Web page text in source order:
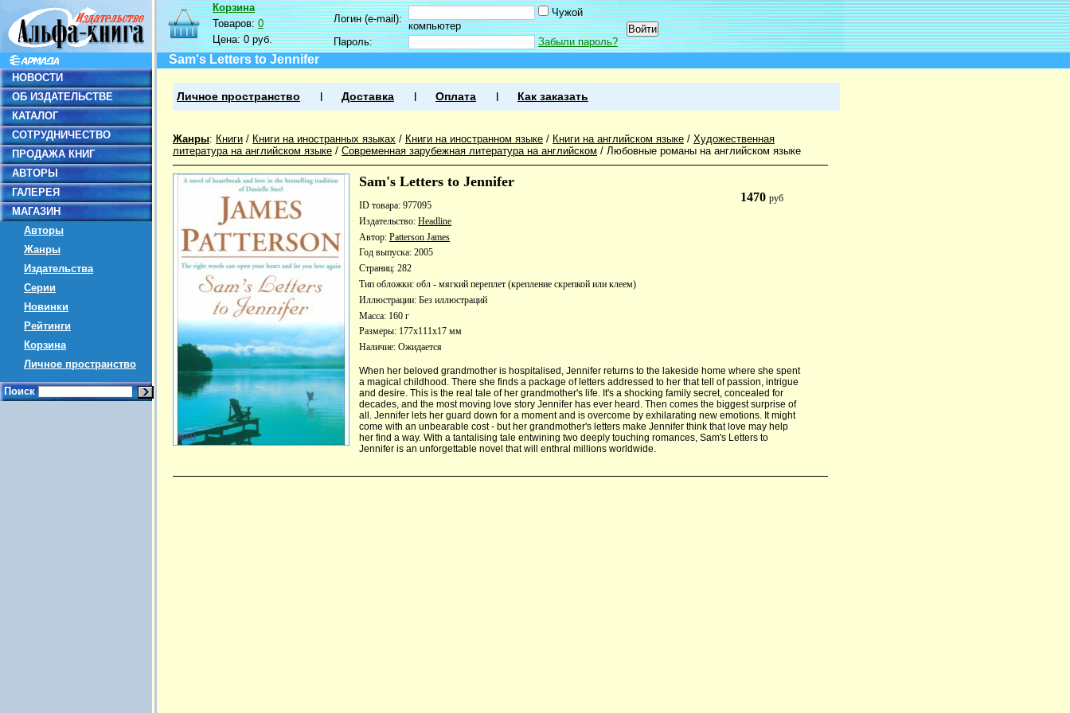
НОВОСТИ
ОБ ИЗДАТЕЛЬСТВЕ
КАТАЛОГ
СОТРУДНИЧЕСТВО
ПРОДАЖА КНИГ
АВТОРЫ
ГАЛЕРЕЯ
МАГАЗИН
Авторы
Жанры
Издательства
Серии
Новинки
Рейтинги
Корзина
Личное пространство
Поиск
Корзина
Товаров:0
Цена:0 руб.
Логин (e-mail):
Чужой
компьютер
Пароль:
Забыли пароль?
Sam's Letters to Jennifer
Личное пространство Доставка Оплата Как заказать
Жанры: Книги / Книги на иностранных языках / Книги на иностранном языке / Книги на английском языке / Художественная
литература на английском языке / Современная зарубежная литература на английском / Любовные романы на английском языке
Sam's Letters to Jennifer
1470руб
ID товара: 977095
Издательство: Headline
Автор: Patterson James
Год выпуска: 2005
Страниц: 282
Тип обложки: обл - мягкий переплет (крепление скрепкой или клеем)
Иллюстрации: Без иллюстраций
Масса: 160 г
Размеры: 177x111x17 мм
Наличие: Ожидается
When her beloved grandmother is hospitalised, Jennifer returns to the lakeside home where she spent
a magical childhood. There she finds a package of letters addressed to her that tell of passion, intrigue
and desire. This is the real tale of her grandmother's life. It's a shocking family secret, concealed for
decades, and the most moving love story Jennifer has ever heard. Then comes the biggest surprise of
all. Jennifer lets her guard down for a moment and is overcome by exhilarating new emotions. It might
come with an unbearable cost - but her grandmother's letters make Jennifer think that love may help
her find a way. With a tantalising tale entwining two deeply touching romances, Sam's Letters to
Jennifer is an unforgettable novel that will enthral millions worldwide.